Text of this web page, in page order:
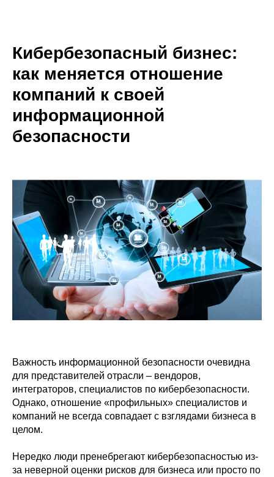
Кибербезопасный бизнес:
как меняется отношение
компаний к своей
информационной
безопасности
Важность информационной безопасности очевидна
для представителей отрасли – вендоров,
интеграторов, специалистов по кибербезопасности.
Однако, отношение «профильных» специалистов и
компаний не всегда совпадает с взглядами бизнеса в
целом.
Нередко люди пренебрегают кибербезопасностью из-
за неверной оценки рисков для бизнеса или просто по